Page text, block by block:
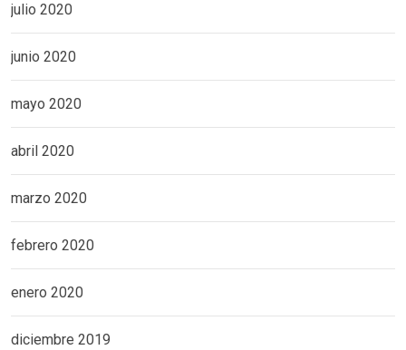
julio 2020
junio 2020
mayo 2020
abril 2020
marzo 2020
febrero 2020
enero 2020
diciembre 2019